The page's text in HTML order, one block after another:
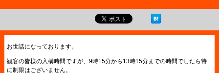
お世話になっております。
観客の皆様の入構時間ですが、9時15分から13時15分までの時間でしたら特
に制限はございません。